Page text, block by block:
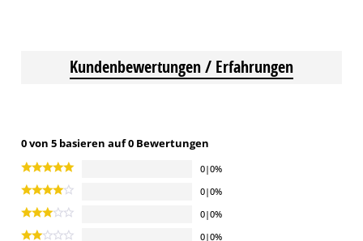
Kundenbewertungen / Erfahrungen
0 von 5 basieren auf 0 Bewertungen
0|0%
0|0%
0|0%
0|0%